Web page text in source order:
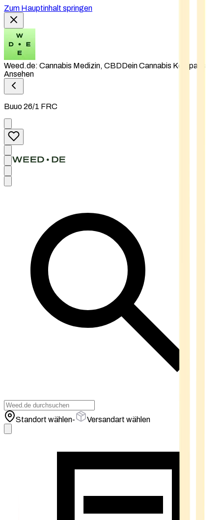
Zum Hauptinhalt springen
Weed.de: Cannabis Medizin, CBDDein Cannabis Kompass
Ansehen
Buuo 26/1 FRC
Standort wählen- Versandart wählen